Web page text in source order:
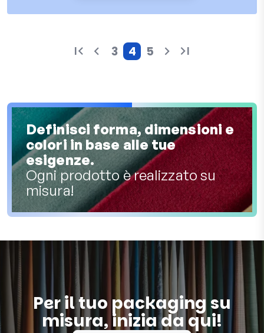
Pagina
3 Pagina attuale
4 Pagina
5
Definisci forma, dimensioni e
colori in base alle tue
esigenze.
Ogni prodotto è realizzato su
misura!
Per il tuo packaging su
misura, inizia da qui!